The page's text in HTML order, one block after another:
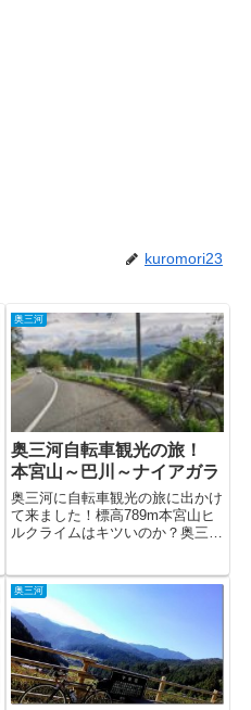
kuromori23
奥三河
奥三河自転車観光の旅！
本宮山～巴川～ナイアガラ
奥三河に自転車観光の旅に出かけ
て来ました！標高789m本宮山ヒ
ルクライムはキツいのか？奥三河
奥三河